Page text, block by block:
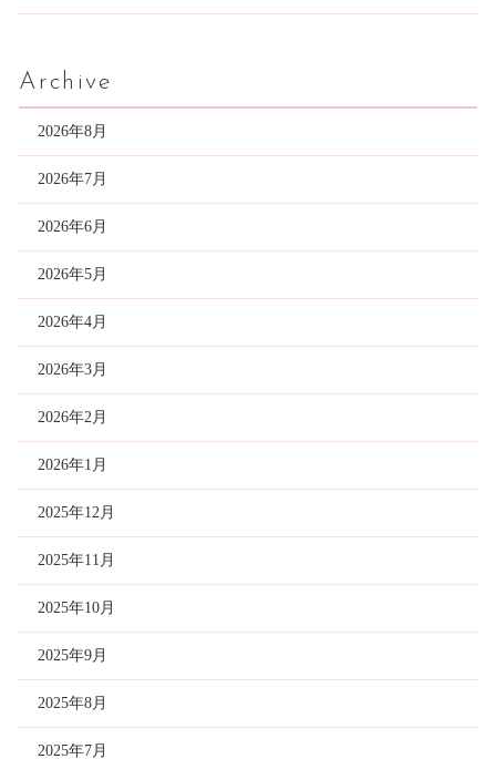
Archive
2026年8月
2026年7月
2026年6月
2026年5月
2026年4月
2026年3月
2026年2月
2026年1月
2025年12月
2025年11月
2025年10月
2025年9月
2025年8月
2025年7月